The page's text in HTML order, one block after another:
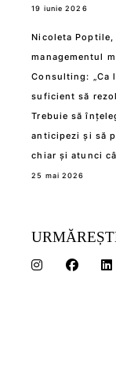
19 iunie 2026
Nicoleta Poptile,
managementul
Consulting: „Ca
suficient să
Trebuie să
anticipezi și să
chiar și atunci
25 mai 2026